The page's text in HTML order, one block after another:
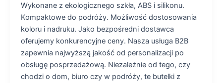
Wykonane z ekologicznego szkła, ABS i silikonu.
Kompaktowe do podróży. Możliwość dostosowania
koloru i nadruku. Jako bezpośredni dostawca
oferujemy konkurencyjne ceny. Nasza usługa B2B
zapewnia najwyższą jakość od personalizacji po
obsługę posprzedażową. Niezależnie od tego, czy
chodzi o dom, biuro czy w podróży, te butelki z